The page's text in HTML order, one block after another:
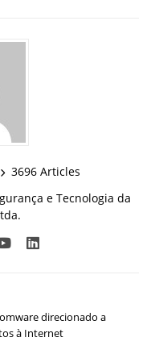
3696 Articles
e Tecnologia da
direcionado a
à Internet